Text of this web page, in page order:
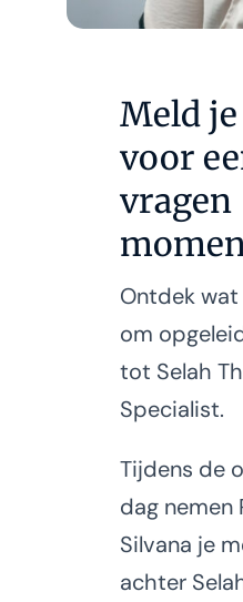
Meld
voor
vragen
Ontdek
om
tot Selah
Specialist.
Tijdens de
dag nemen
Silvana je
achter